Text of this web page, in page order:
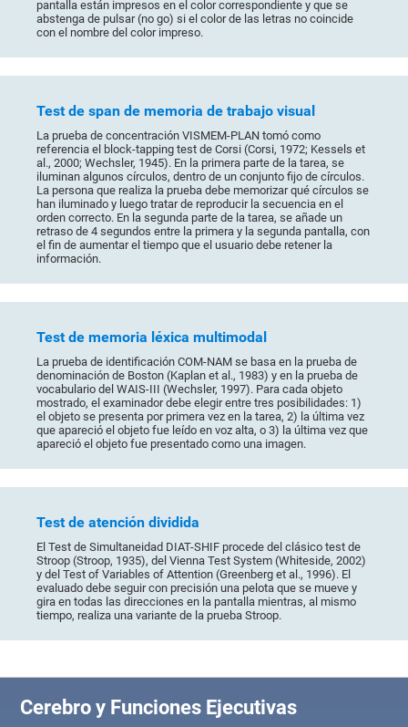
pantalla están impresos en el color correspondiente y que se
abstenga de pulsar (no go) si el color de las letras no coincide
con el nombre del color impreso.
Test de span de memoria de trabajo visual
La prueba de concentración VISMEM-PLAN tomó como
referencia el block-tapping test de Corsi (Corsi, 1972; Kessels et
al., 2000; Wechsler, 1945). En la primera parte de la tarea, se
iluminan algunos círculos, dentro de un conjunto fijo de círculos.
La persona que realiza la prueba debe memorizar qué círculos se
han iluminado y luego tratar de reproducir la secuencia en el
orden correcto. En la segunda parte de la tarea, se añade un
retraso de 4 segundos entre la primera y la segunda pantalla, con
el fin de aumentar el tiempo que el usuario debe retener la
información.
Test de memoria léxica multimodal
La prueba de identificación COM-NAM se basa en la prueba de
denominación de Boston (Kaplan et al., 1983) y en la prueba de
vocabulario del WAIS-III (Wechsler, 1997). Para cada objeto
mostrado, el examinador debe elegir entre tres posibilidades: 1)
el objeto se presenta por primera vez en la tarea, 2) la última vez
que apareció el objeto fue leído en voz alta, o 3) la última vez que
apareció el objeto fue presentado como una imagen.
Test de atención dividida
El Test de Simultaneidad DIAT-SHIF procede del clásico test de
Stroop (Stroop, 1935), del Vienna Test System (Whiteside, 2002)
y del Test of Variables of Attention (Greenberg et al., 1996). El
evaluado debe seguir con precisión una pelota que se mueve y
gira en todas las direcciones en la pantalla mientras, al mismo
tiempo, realiza una variante de la prueba Stroop.
Cerebro y Funciones Ejecutivas